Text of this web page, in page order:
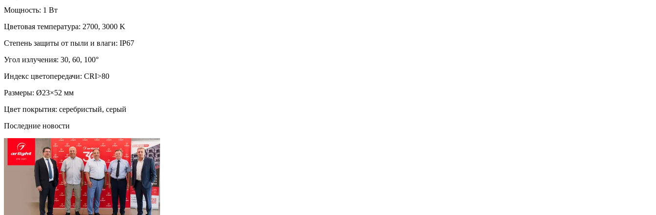
Мощность: 1 Вт
Цветовая температура: 2700, 3000 K
Степень защиты от пыли и влаги: IP67
Угол излучения: 30, 60, 100°
Индекс цветопередачи: CRI>80
Размеры: Ø23×52 мм
Цвет покрытия: серебристый, серый
Последние новости